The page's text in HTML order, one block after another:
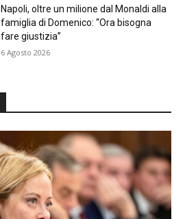
Napoli, oltre un milione dal Monaldi alla
famiglia di Domenico: “Ora bisogna
fare giustizia”
6 Agosto 2026